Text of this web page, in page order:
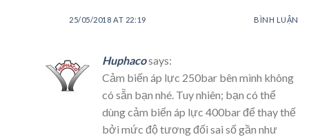
25/05/2018 AT 22:19 BÌNH LUẬN
Huphacosays:
Cảm biến áp lực 250bar bên mình không
có sẵn bạn nhé. Tuy nhiên; bạn có thể
dùng cảm biến áp lực 400bar để thay thế
bởi mức độ tương đối sai số gần như